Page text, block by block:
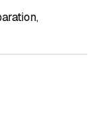
,